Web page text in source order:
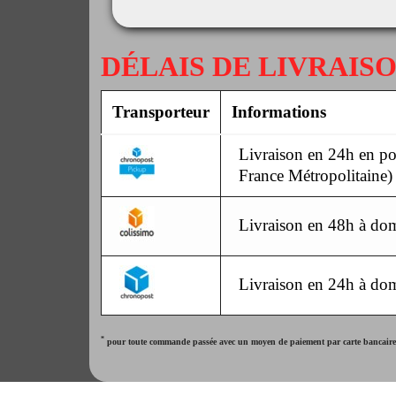
DÉLAIS DE
Transporteur Informations
Livraison en 24h en
France Métropolitaine)
Livraison en 48h à
Livraison en 24h à
*pour toute commande passée avec un moyen de paiement par carte